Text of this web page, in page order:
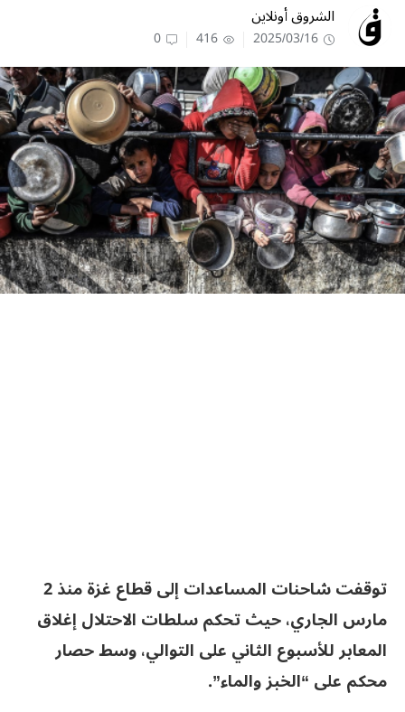
الشروق أونلاين
2025/03/16
416
0
توقفت شاحنات المساعدات إلى قطاع غزة منذ 2
مارس الجاري، حيث تحكم سلطات الاحتلال إغلاق
المعابر للأسبوع الثاني على التوالي، وسط حصار
محكم على “الخبز والماء”.